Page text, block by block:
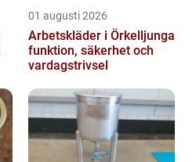
01 augusti 2026
Arbetskläder i Örkelljunga
funktion, säkerhet och
vardagstrivsel